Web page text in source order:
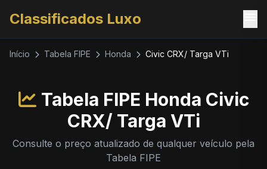
Classificados Luxo
Início Tabela FIPE Honda Civic CRX/ Targa VTi
Tabela FIPE Honda Civic
CRX/ Targa VTi
Consulte o preço atualizado de qualquer veículo pela
Tabela FIPE